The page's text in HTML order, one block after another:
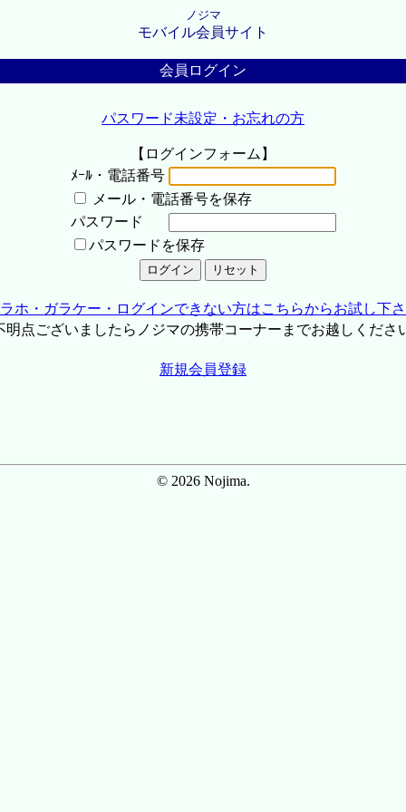
ノジマ
モバイル会員サイト
会員ログイン
パスワード未設定・お忘れの方
【ログインフォーム】
ﾒｰﾙ・電話番号
メール・電話番号を保存
パスワード
パスワードを保存
ホ・ガラケー・ログインできない方はこちらからお試し下
点ございましたらノジマの携帯コーナーまでお越しくださ
新規会員登録
© 2026 Nojima.